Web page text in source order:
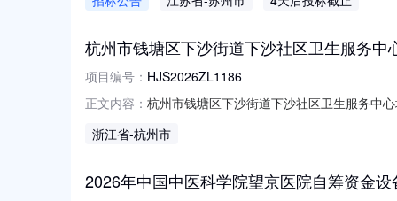
器支架件2026-08-156242434圆柱销件
杭州市钱塘区下沙街道下沙社区卫生服务
项目编号： HJS2026ZL1186
正文内容： 杭州市钱塘区下沙街道下沙社区卫生服务中
浙江省-杭州市
2026年中国中医科学院望京医院自筹资金